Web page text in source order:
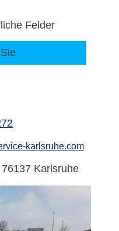
Felder
karlsruhe.com
Karlsruhe